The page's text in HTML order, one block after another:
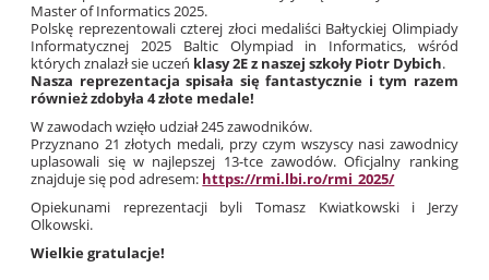
Master of Informatics 2025.
Polskę reprezentowali czterej złoci medaliści Bałtyckiej Olimpiady
Informatycznej 2025 Baltic Olympiad in Informatics, wśród
których znalazł sie uczeń klasy 2E z naszej szkoły Piotr Dybich.
Nasza reprezentacja spisała się fantastycznie i tym razem
również zdobyła 4 złote medale!
W zawodach wzięło udział 245 zawodników.
Przyznano 21 złotych medali, przy czym wszyscy nasi zawodnicy
uplasowali się w najlepszej 13-tce zawodów. Oficjalny ranking
znajduje się pod adresem: https://rmi.lbi.ro/rmi_2025/
Opiekunami reprezentacji byli Tomasz Kwiatkowski i Jerzy
Olkowski.
Wielkie gratulacje!